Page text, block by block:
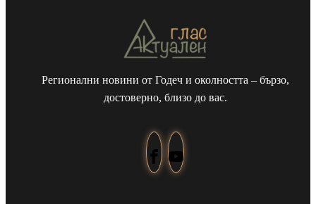
Регионални новини от Годеч и околността – бързо,
достоверно, близо до вас.